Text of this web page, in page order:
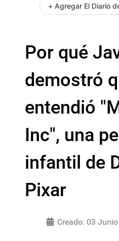
+ Agregar El Diario
Por qué
demostró
entendió
Inc", una
infantil de
Pixar
Creado: 03